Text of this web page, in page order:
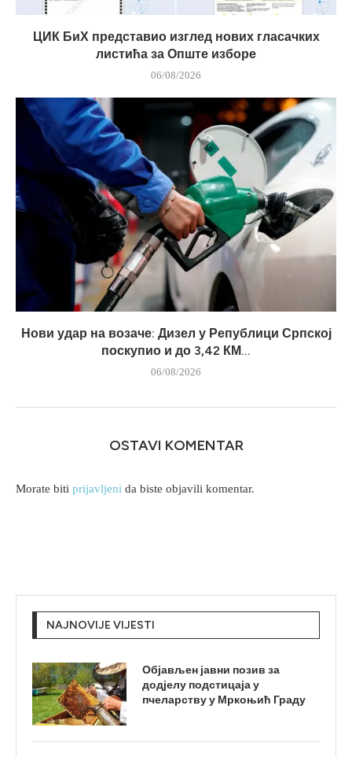
ЦИК БиХ представио изглед нових гласачких
листића за Опште изборе
06/08/2026
Нови удар на возаче: Дизел у Републици Српској
поскупио и до 3,42 КМ...
06/08/2026
OSTAVI KOMENTAR
Morate biti prijavljeni da biste objavili komentar.
NAJNOVIJE VIJESTI
Објављен јавни позив за
додјелу подстицаја у
пчеларству у Мркоњић Граду